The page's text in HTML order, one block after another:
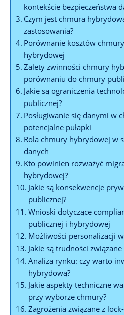
kontekście bezpieczeństwa
Czym ⁢jest chmura
zastosowania?
Porównanie kosztów
⁣hybrydowej
Zalety zwinności chmury⁣
⁣porównaniu ⁢do chmury⁢
Jakie są⁣ ograniczenia
publicznej?
Posługiwanie się danymi w
potencjalne pułapki
Rola chmury hybrydowej w
danych
Kto powinien rozważyć
hybrydowej?
Jakie są konsekwencje
publicznej?
Wnioski ‍dotyczące⁤
⁣publicznej i hybrydowej
Możliwości personalizacji⁤
Jakie⁤ są ⁤trudności
Analiza rynku: czy‌ warto
hybrydową?
Jakie aspekty techniczne
przy ⁢wyborze ​chmury?
Zagrożenia związane z